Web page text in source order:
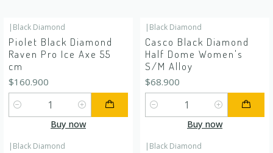
| Black Diamond
Piolet Black Diamond
Raven Pro Ice Axe 55
cm
$160.900
Quantity
Buy now
| Black Diamond
Casco Black Diamond
Half Dome Women's
S/M Alloy
$68.900
Quantity
Buy now
| Black Diamond | Black Diamond